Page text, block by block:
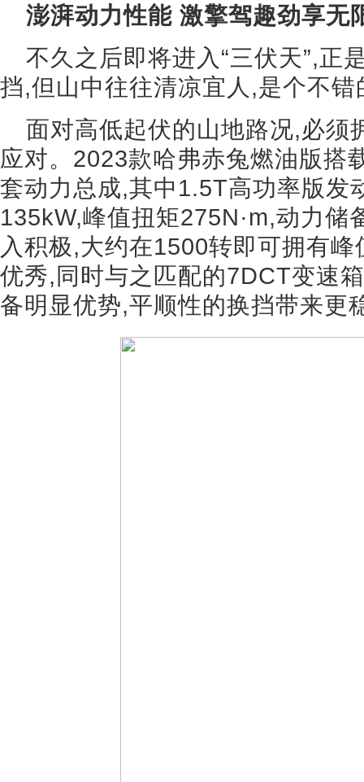
澎湃动力性能 激擎驾趣劲享无
不久之后即将进入“三伏天”,正
挡,但山中往往清凉宜人,是个不错
面对高低起伏的山地路况,必须
应对。2023款哈弗赤兔燃油版搭
套动力总成,其中1.5T高功率版发
135kW,峰值扭矩275N·m,动力储
入积极,大约在1500转即可拥有
优秀,同时与之匹配的7DCT变速
备明显优势,平顺性的换挡带来更